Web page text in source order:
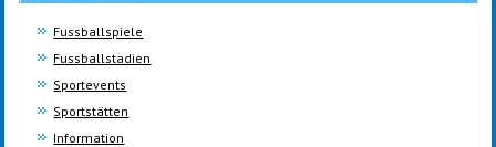
Fussballspiele
Fussballstadien
Sportevents
Sportstätten
Information